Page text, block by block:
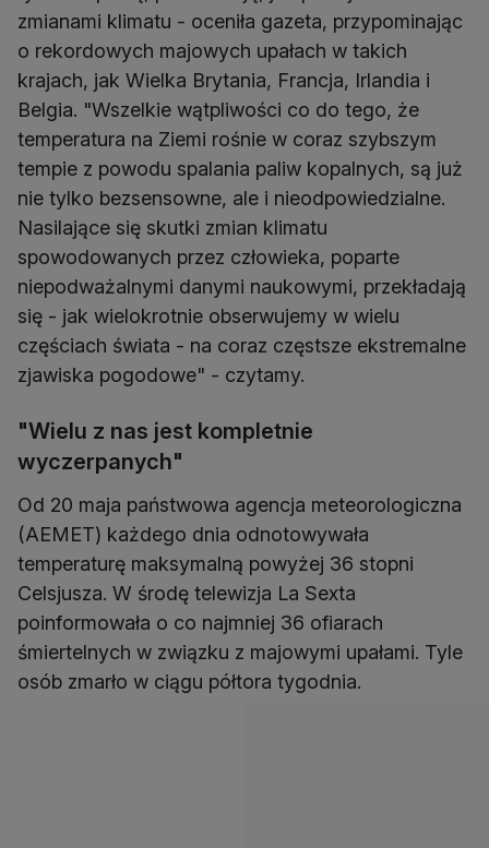
zmianami klimatu - oceniła gazeta, przypominając
o rekordowych majowych upałach w takich
krajach, jak Wielka Brytania, Francja, Irlandia i
Belgia. "Wszelkie wątpliwości co do tego, że
temperatura na Ziemi rośnie w coraz szybszym
tempie z powodu spalania paliw kopalnych, są już
nie tylko bezsensowne, ale i nieodpowiedzialne.
Nasilające się skutki zmian klimatu
spowodowanych przez człowieka, poparte
niepodważalnymi danymi naukowymi, przekładają
się - jak wielokrotnie obserwujemy w wielu
częściach świata - na coraz częstsze ekstremalne
zjawiska pogodowe" - czytamy.
"Wielu z nas jest kompletnie
wyczerpanych"
Od 20 maja państwowa agencja meteorologiczna
(AEMET) każdego dnia odnotowywała
temperaturę maksymalną powyżej 36 stopni
Celsjusza. W środę telewizja La Sexta
poinformowała o co najmniej 36 ofiarach
śmiertelnych w związku z majowymi upałami. Tyle
osób zmarło w ciągu półtora tygodnia.